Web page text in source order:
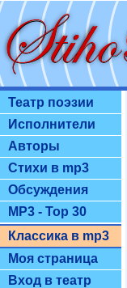
Театр поэзии
Исполнители
Авторы
Стихи в mp3
Обсуждения
MP3 - Top 30
Классика в mp3
Моя страница
Вход в театр